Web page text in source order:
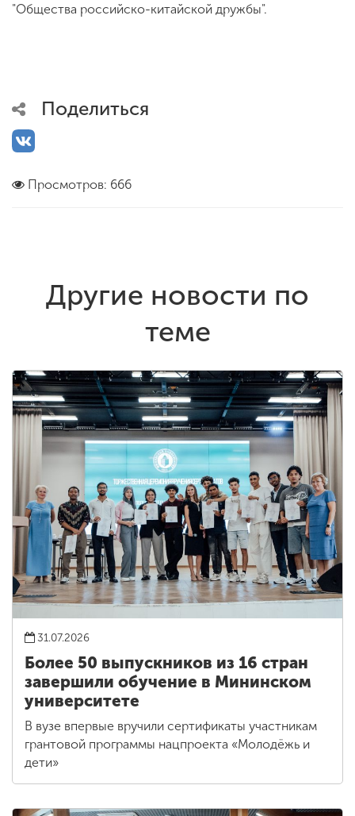
"Общества российско-китайской дружбы".
Поделиться
Просмотров: 666
Другие новости по
теме
31.07.2026
Более 50 выпускников из 16 стран
завершили обучение в Мининском
университете
В вузе впервые вручили сертификаты участникам
грантовой программы нацпроекта «Молодёжь и
дети»